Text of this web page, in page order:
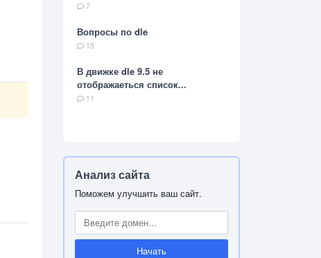
7
Вопросы по dle
15
В движке dle 9.5 не
отображаеться список...
11
Анализ сайта
Поможем улучшить ваш сайт.
Начать